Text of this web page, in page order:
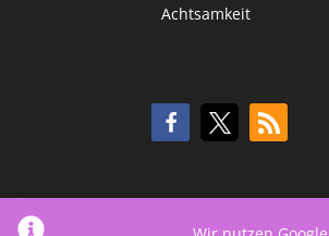
Achtsamkeit